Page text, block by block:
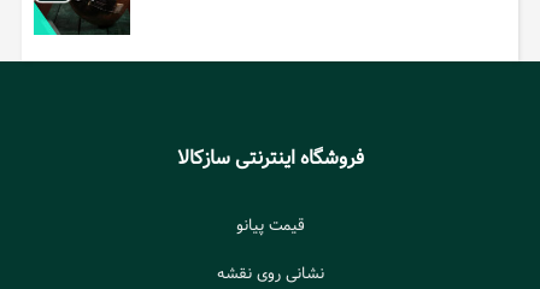
فروشگاه اینترنتی سازکالا
قیمت پیانو
نشانی روی نقشه